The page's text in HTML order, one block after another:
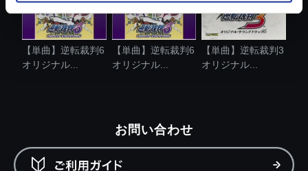
【単曲】逆転裁判6
オリジナル...
【単曲】逆転裁判6
オリジナル...
【単曲】逆転裁判3
オリジナル...
お問い合わせ